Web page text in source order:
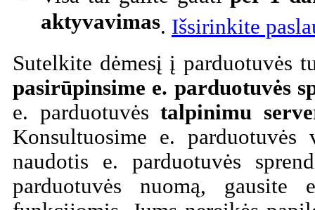
aktyvavimas. Išsirinkite
Sutelkite dėmesį į parduotuvės
pasirūpinsime e. parduotuvės
e. parduotuvėstalpinimu
Konsultuosime e. parduotuvės
naudotis e. parduotuvės
parduotuvės nuomą,